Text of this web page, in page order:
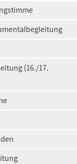
(16./17.